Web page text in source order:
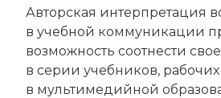
Авторская интерпретация
в учебной коммуникации
возможность соотнести
в серии учебников,
в мультимедийной